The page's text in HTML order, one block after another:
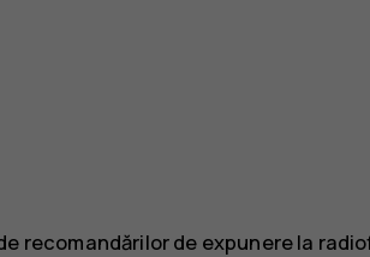
recomandărilor de expunere la